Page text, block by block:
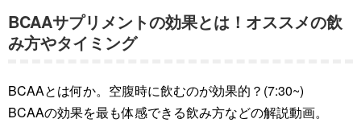
BCAAサプリメントの効果とは！オススメの飲
み方やタイミング
BCAAとは何か。空腹時に飲むのが効果的？(7:30~)
BCAAの効果を最も体感できる飲み方などの解説動画。